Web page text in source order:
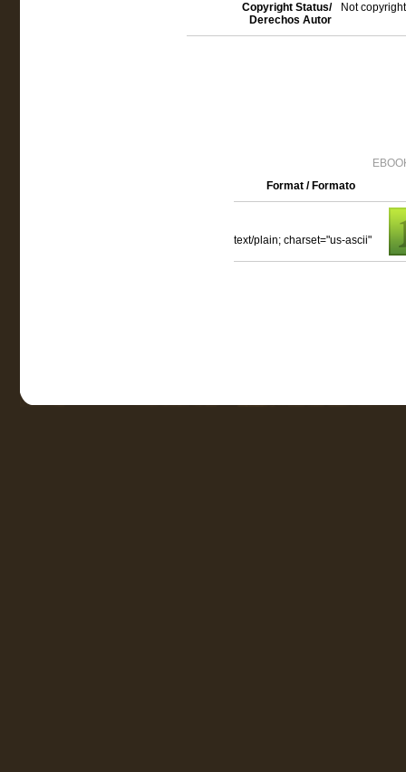
Copyright Status/
Derechos Autor
Not
Format / Formato
text/plain; charset="us-ascii"